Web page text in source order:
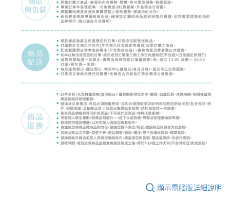
顯示電腦版詳細說明